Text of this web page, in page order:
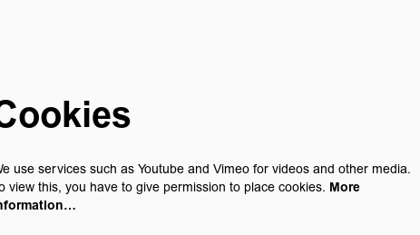
use services such as Youtube and Vimeo for videos and other media.
view this, you have to give permission to place cookies. More